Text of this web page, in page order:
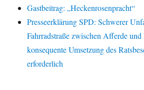
Gastbeitrag: „Heckenrosenpracht“
Presseerklärung SPD: Schwerer
Fahrradstraße zwischen Afferde
konsequente Umsetzung des
erforderlich